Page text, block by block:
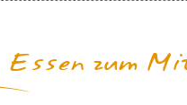
zum